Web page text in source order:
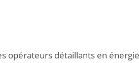
opérateurs détaillants en énergie